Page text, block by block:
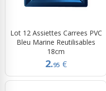
Lot 12 Assiettes Carrees PVC
Bleu Marine Reutilisables
18cm
2.95 €